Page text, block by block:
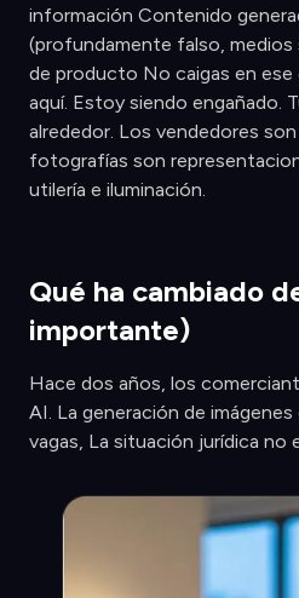
información Contenido
(profundamente falso,
de producto No caigas en
aquí. Estoy siendo engañado.
alrededor. Los vendedores
fotografías son
utilería e iluminación.
Qué ha cambiado
importante)
Hace dos años, los
AI. La generación de
vagas, La situación jurídica no